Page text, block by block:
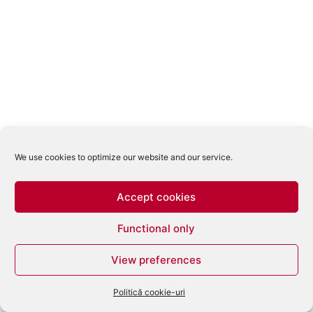
We use cookies to optimize our website and our service.
Accept cookies
Functional only
View preferences
Politică cookie-uri